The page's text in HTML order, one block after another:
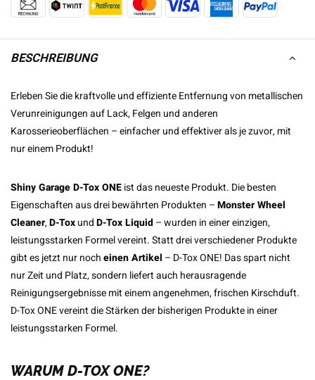
BESCHREIBUNG
Erleben Sie die kraftvolle und effiziente Entfernung von metallischen
Verunreinigungen auf Lack, Felgen und anderen
Karosserieoberflächen – einfacher und effektiver als je zuvor, mit
nur einem Produkt!
Shiny Garage D-Tox ONEist das neueste Produkt. Die besten
Eigenschaften aus drei bewährten Produkten –Monster Wheel
Cleaner,D-ToxundD-Tox Liquid– wurden in einer einzigen,
leistungsstarken Formel vereint. Statt drei verschiedener Produkte
gibt es jetzt nur nocheinen Artikel – D-Tox ONE! Das spart nicht
nur Zeit und Platz, sondern liefert auch herausragende
Reinigungsergebnisse mit einem angenehmen, frischen Kirschduft.
D-Tox ONE vereint die Stärken der bisherigen Produkte in einer
leistungsstarken Formel.
WARUM D-TOX ONE?